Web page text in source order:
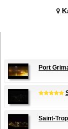
Port
Saint-